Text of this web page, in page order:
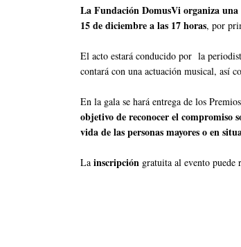
La Fundación DomusVi organiza
15 de diciembre a las 17 horas, por
El acto estará conducido por la
contará con una actuación musical, así
En la gala se hará entrega de los
objetivo de reconocer el compromiso
vida de las personas mayores o en
La inscripción gratuita al evento puede